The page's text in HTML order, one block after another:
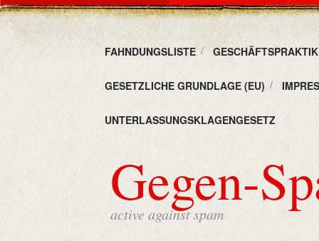
FAHNDUNGSLISTE
GESETZLICHE GRUNDLAGE (EU)
UNTERLASSUNGSKLAGENGESETZ
Gegen-
active against spam